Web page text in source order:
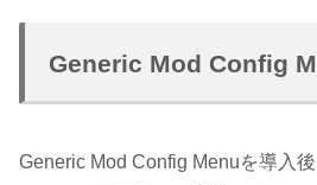
Generic Mod Config
Generic Mod Config Menuを導入